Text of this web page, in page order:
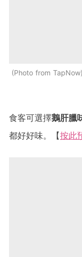
Photo from TapNow
食客可選擇鵝肝臘
都好好味。【按此